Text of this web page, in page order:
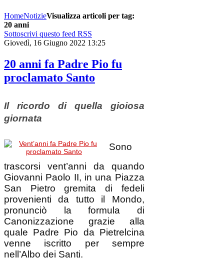
HomeNotizieVisualizza articoli per tag:
20 anni
Sottoscrivi questo feed RSS
Giovedì, 16 Giugno 2022 13:25
20 anni fa Padre Pio fu
proclamato Santo
Il ricordo di quella gioiosa
giornata
Sono
trascorsi vent’anni da quando
Giovanni Paolo II, in una Piazza
San Pietro gremita di fedeli
provenienti da tutto il Mondo,
pronunciò la formula di
Canonizzazione grazie alla
quale Padre Pio da Pietrelcina
venne iscritto per sempre
nell’Albo dei Santi.